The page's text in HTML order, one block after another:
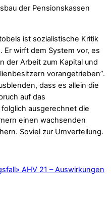
der Pensionskassen
ist sozialistische Kritik
Er wirft dem System vor, es
der Arbeit zum Kapital und
vorangetrieben”.
dass es allein die
auf das
ausgerechnet die
einen wachsenden
Soviel zur Umverteilung.
» AHV 21 – Auswirkungen